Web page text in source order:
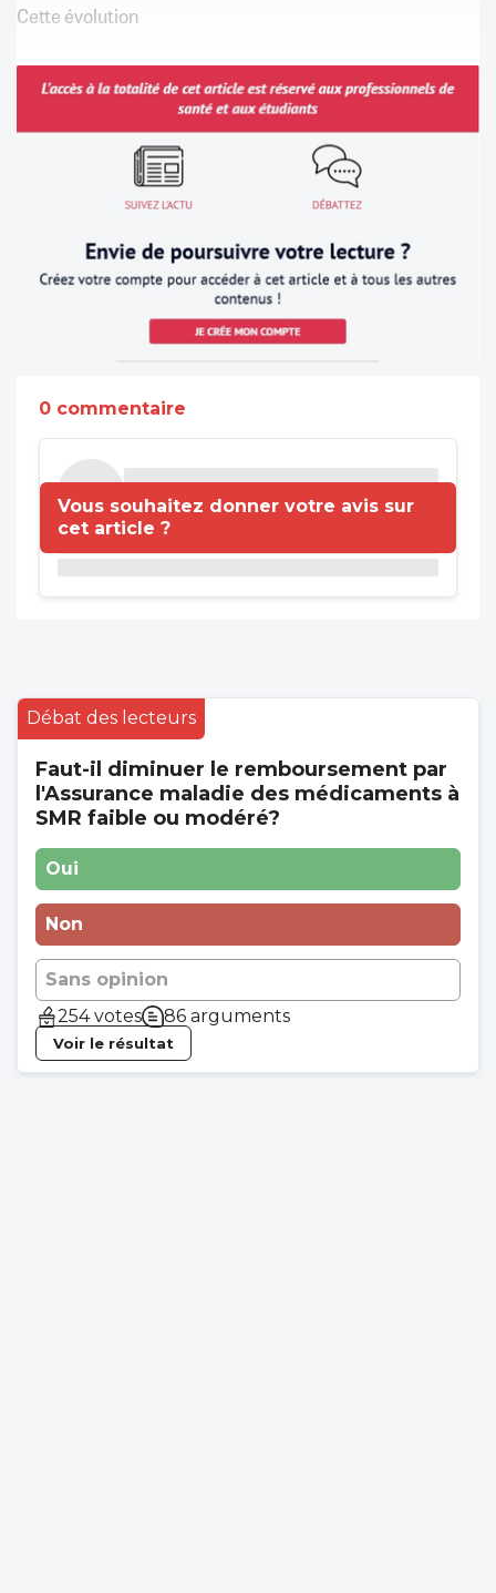
Cette évolution
0 commentaire
Vous souhaitez donner votre avis sur
cet article ?
Débat des lecteurs
Faut-il diminuer le remboursement par
l'Assurance maladie des médicaments à
SMR faible ou modéré?
Oui
Non
Sans opinion
254 votes
86 arguments
Voir le résultat